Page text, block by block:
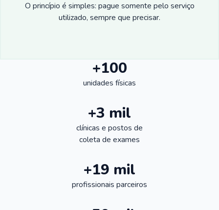
O princípio é simples: pague somente pelo serviço
utilizado, sempre que precisar.
+100
unidades físicas
+3 mil
clínicas e postos de
coleta de exames
+19 mil
profissionais parceiros